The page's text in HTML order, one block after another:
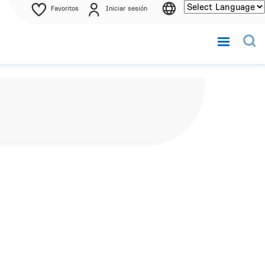
Favoritos Iniciar sesión